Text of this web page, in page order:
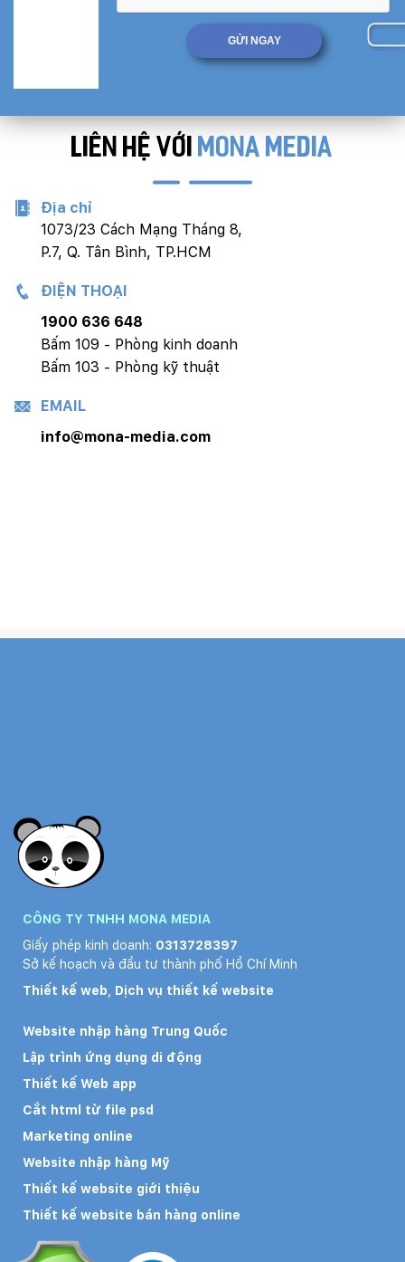
LIÊN HỆ VỚI MONA MEDIA
Địa chỉ
1073/23 Cách Mạng Tháng 8,
P.7, Q. Tân Bình, TP.HCM
ĐIỆN THOẠI
1900 636 648
Bấm 109 - Phòng kinh doanh
Bấm 103 - Phòng kỹ thuật
EMAIL
info@mona-media.com
CÔNG TY TNHH MONA MEDIA
Giấy phép kinh doanh: 0313728397
Sở kế hoạch và đầu tư thành phố Hồ Chí Minh
Thiết kế web
Dịch vụ thiết kế website
Website nhập hàng Trung Quốc
Lập trình ứng dụng di động
Thiết kế Web app
Cắt html từ file psd
Marketing online
Website nhập hàng Mỹ
Thiết kế website giới thiệu
Thiết kế website bán hàng online